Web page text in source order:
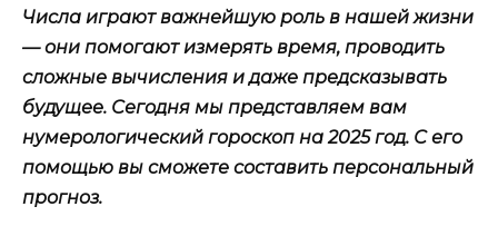
Числа играют важнейшую роль в нашей жизни
— они помогают измерять время, проводить
сложные вычисления и даже предсказывать
будущее. Сегодня мы представляем вам
нумерологический гороскоп на 2025 год. С его
помощью вы сможете составить персональный
прогноз.